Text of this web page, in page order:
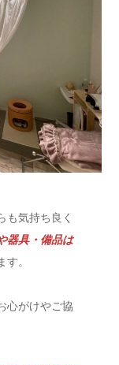
も気持ち良く
器具・備品は
す。
心がけやご協